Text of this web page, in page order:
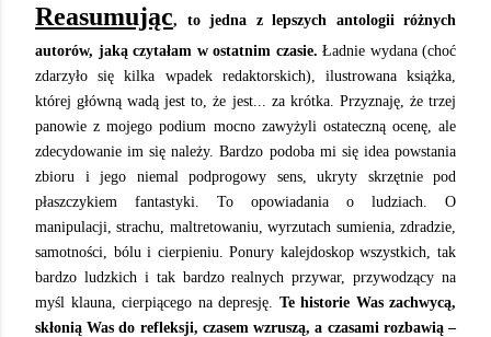
Reasumując, to jedna z lepszych antologii różnych
autorów, jaką czytałam w ostatnim czasie. Ładnie wydana (choć
zdarzyło się kilka wpadek redaktorskich), ilustrowana książka,
której główną wadą jest to, że jest... za krótka. Przyznaję, że trzej
panowie z mojego podium mocno zawyżyli ostateczną ocenę, ale
zdecydowanie im się należy. Bardzo podoba mi się idea powstania
zbioru i jego niemal podprogowy sens, ukryty skrzętnie pod
płaszczykiem fantastyki. To opowiadania o ludziach. O
manipulacji, strachu, maltretowaniu, wyrzutach sumienia, zdradzie,
samotności, bólu i cierpieniu. Ponury kalejdoskop wszystkich, tak
bardzo ludzkich i tak bardzo realnych przywar, przywodzący na
myśl klauna, cierpiącego na depresję. Te historie Was zachwycą,
skłonią Was do refleksji, czasem wzruszą, a czasami rozbawią –